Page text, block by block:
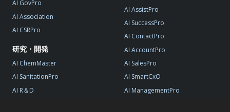
AI GovPro
AI Association
AI CSRPro
研究・開発
AI ChemMaster
AI SanitationPro
AI R＆D
AI AssistPro
AI SuccessPro
AI ContactPro
AI AccountPro
AI SalesPro
AI SmartCxO
AI ManagementPro